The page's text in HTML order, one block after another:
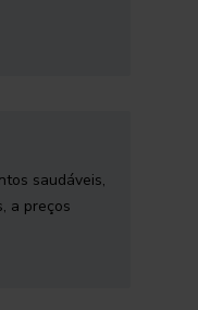
saudáveis,
a preços